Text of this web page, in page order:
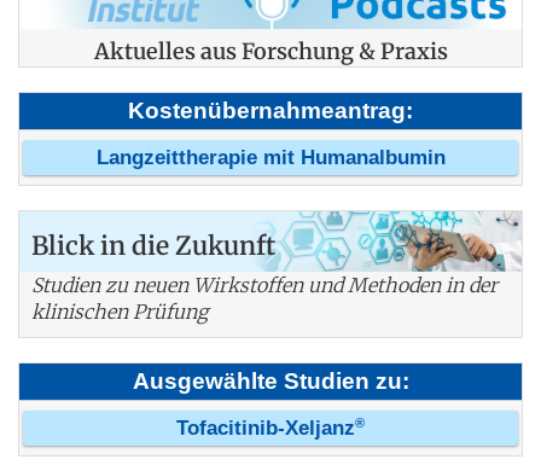
Aktuelles aus Forschung & Praxis
Kostenübernahmeantrag:
Langzeittherapie mit Humanalbumin
Blick in die Zukunft
Studien zu neuen Wirkstoffen und Methoden in der
klinischen Prüfung
Ausgewählte Studien zu:
Tofacitinib-Xeljanz®